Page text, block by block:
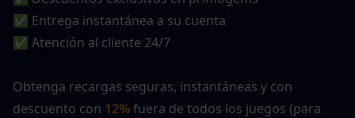
✅ Entrega instantánea a su cuenta
✅ Atención al cliente 24/7
Obtenga recargas seguras, instantáneas y con
descuento con 12%fuera de todos los juegos (para